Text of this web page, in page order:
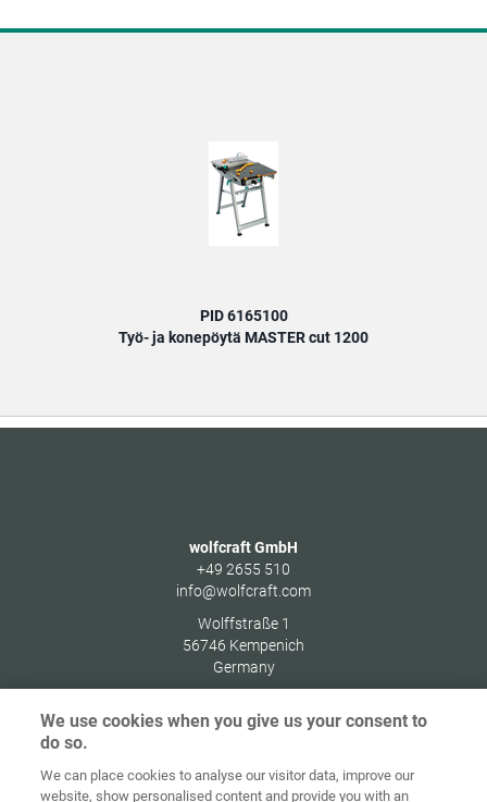
PID 6165100
Työ- ja konepöytä MASTER cut 1200
wolfcraft GmbH
+49 2655 510
info@wolfcraft.com
Wolffstraße 1
56746 Kempenich
Germany
Alkusivu Yhteystiedot Julkaisutiedot Tietosuoja
We use cookies when you give us your consent to
do so.
We can place cookies to analyse our visitor data, improve our
website, show personalised content and provide you with an